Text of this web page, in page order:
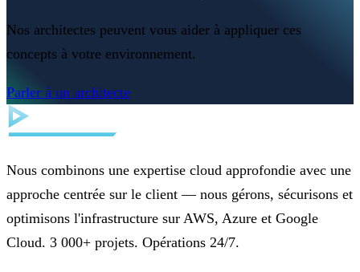
Nos architectes peuvent vous aider à appliquer ces
concepts à votre environnement.
Parler à un architecte
Nous combinons une expertise cloud approfondie avec une
approche centrée sur le client — nous gérons, sécurisons et
optimisons l'infrastructure sur AWS, Azure et Google
Cloud. 3 000+ projets. Opérations 24/7.